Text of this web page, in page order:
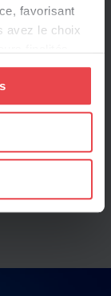
favorisant
avez le choix
à
aux
à plusieurs
données